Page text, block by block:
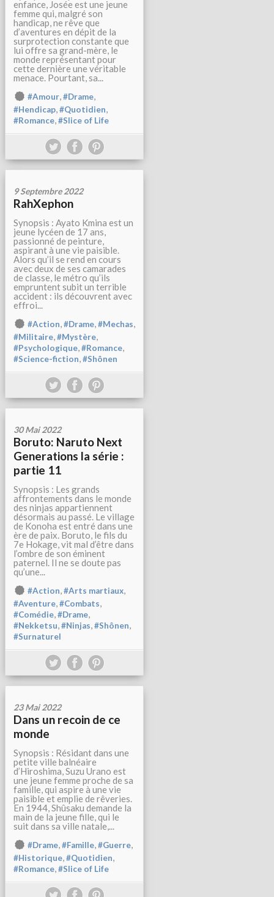
enfance, Josée est une jeune
femme qui, malgré son
handicap, ne rêve que
d’aventures en dépit de la
surprotection constante que
lui offre sa grand-mère, le
monde représentant pour
cette dernière une véritable
menace. Pourtant, sa...
#Amour,#Drame,
#Hendicap,#Quotidien,
#Romance,#Slice of Life
9 Septembre 2022
RahXephon
Synopsis : Ayato Kmina est un
jeune lycéen de 17 ans,
passionné de peinture,
aspirant à une vie paisible.
Alors qu’il se rend en cours
avec deux de ses camarades
de classe, le métro qu’ils
empruntent subit un terrible
accident : ils découvrent avec
effroi...
#Action,#Drame,#Mechas,
#Militaire,#Mystère,
#Psychologique,#Romance,
#Science-fiction,#Shônen
30 Mai 2022
Boruto: Naruto Next
Generations la série :
partie 11
Synopsis : Les grands
affrontements dans le monde
des ninjas appartiennent
désormais au passé. Le village
de Konoha est entré dans une
ère de paix. Boruto, le fils du
7e Hokage, vit mal d’être dans
l’ombre de son éminent
paternel. Il ne se doute pas
qu’une...
#Action,#Arts martiaux,
#Aventure,#Combats,
#Comédie,#Drame,
#Nekketsu,#Ninjas,#Shônen,
#Surnaturel
23 Mai 2022
Dans un recoin de ce
monde
Synopsis : Résidant dans une
petite ville balnéaire
d’Hiroshima, Suzu Urano est
une jeune femme proche de sa
famille, qui aspire à une vie
paisible et emplie de rêveries.
En 1944, Shûsaku demande la
main de la jeune fille, qui le
suit dans sa ville natale,...
#Drame,#Famille,#Guerre,
#Historique,#Quotidien,
#Romance,#Slice of Life